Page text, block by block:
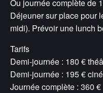
Ou journée complète de
Déjeuner sur place pour
midi). Prévoir une lunch
Tarifs
Demi-journée : 180 €
Demi-journée : 195 €
Journée complète : 360 €